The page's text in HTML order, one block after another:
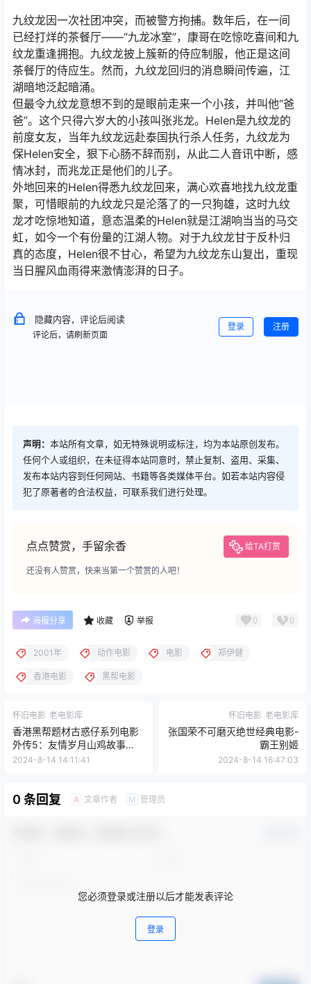
九纹龙因一次社团冲突，而被警方拘捕。数年后，在一间
已经打烊的茶餐厅——“九龙冰室”，康哥在吃惊吃喜间和九
纹龙重逢拥抱。九纹龙披上簇新的侍应制服，他正是这间
茶餐厅的侍应生。然而，九纹龙回归的消息瞬间传遍，江
湖暗地泛起暗涌。
但最令九纹龙意想不到的是眼前走来一个小孩，并叫他“爸
爸”。这个只得六岁大的小孩叫张兆龙。Helen是九纹龙的
前度女友，当年九纹龙远赴泰国执行杀人任务，九纹龙为
保Helen安全，狠下心肠不辞而别，从此二人音讯中断，感
情冰封，而兆龙正是他们的儿子。
外地回来的Helen得悉九纹龙回来，满心欢喜地找九纹龙重
聚，可惜眼前的九纹龙只是沦落了的一只狗雄，这时九纹
龙才吃惊地知道，意态温柔的Helen就是江湖响当当的马交
虹，如今一个有份量的江湖人物。对于九纹龙甘于反朴归
真的态度，Helen很不甘心，希望为九纹龙东山复出，重现
当日腥风血雨得来激情澎湃的日子。
隐藏内容，评论后阅读
评论后，请刷新页面
登录 注册
声明： 本站所有文章，如无特殊说明或标注，均为本站原创发布。
任何个人或组织，在未征得本站同意时，禁止复制、盗用、采集、
发布本站内容到任何网站、书籍等各类媒体平台。如若本站内容侵
犯了原著者的合法权益，可联系我们进行处理。
点点赞赏，手留余香 给TA打赏
还没有人赞赏，快来当第一个赞赏的人吧！
海报分享 收藏 举报 0 0
2001年 动作电影 电影 郑伊健
香港电影 黑帮电影
怀旧电影 老电影库
香港黑帮题材古惑仔系列电影
外传5：友情岁月山鸡故事
（台译：燃情岁月）
2024-8-14 14:11:41
怀旧电影 老电影库
张国荣不可磨灭绝世经典电影-
霸王别姬
2024-8-14 16:47:03
0 条回复 A 文章作者 M 管理员
您必须登录或注册以后才能发表评论
登录